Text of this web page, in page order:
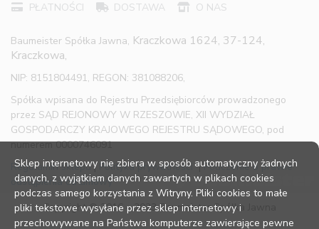
PŁATNOŚCI
DOSTAWA O NAS
Baumeister Spółka Jawna, Kraczkowa 1624, 37-124,
Kraczkowa,
NIP: 8151804491, REGON: 381088206,
Spółka wpisana do Rejestru Przedsiębiorców prowadzonego
przez SĄD REJONOWY W RZESZOWIE, XII WYDZIAŁ
GOSPODARCZY KRAJOWEGO REJESTRU SĄDOWEGO, pod
numerem 0000746091
Regulamin sklepu| Polityka prywatności |Pouczenie o prawie
odstąpienia od umowy
Copyright © 2016 – 2023 Baumeister Spółka Jawna
Sklep internetowy nie zbiera w sposób automatyczny żadnych
danych, z wyjątkiem danych zawartych w plikach cookies
podczas samego korzystania z Witryny. Pliki cookies to małe
pliki tekstowe wysyłane przez sklep internetowy i
przechowywane na Państwa komputerze zawierające pewne